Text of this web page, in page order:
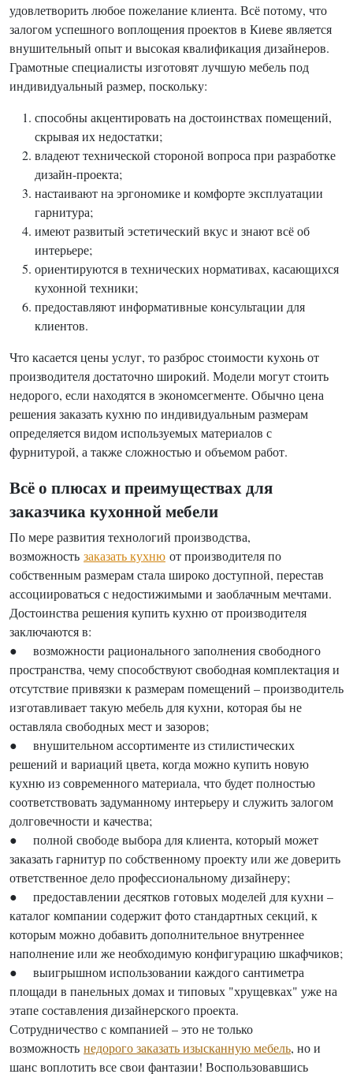
удовлетворить любое пожелание клиента. Всё потому, что
залогом успешного воплощения проектов в Киеве является
внушительный опыт и высокая квалификация дизайнеров.
Грамотные специалисты изготовят лучшую мебель под
индивидуальный размер, поскольку:
способны акцентировать на достоинствах помещений,
скрывая их недостатки;
владеют технической стороной вопроса при разработке
дизайн-проекта;
настаивают на эргономике и комфорте эксплуатации
гарнитура;
имеют развитый эстетический вкус и знают всё об
интерьере;
ориентируются в технических нормативах, касающихся
кухонной техники;
предоставляют информативные консультации для
клиентов.
Что касается цены услуг, то разброс стоимости кухонь от
производителя достаточно широкий. Модели могут стоить
недорого, если находятся в экономсегменте. Обычно цена
решения заказать кухню по индивидуальным размерам
определяется видом используемых материалов с
фурнитурой, а также сложностью и объемом работ.
Всё о плюсах и преимуществах для
заказчика кухонной мебели
По мере развития технологий производства,
возможность заказать кухню от производителя по
собственным размерам стала широко доступной, перестав
ассоциироваться с недостижимыми и заоблачным мечтами.
Достоинства решения купить кухню от производителя
заключаются в:
● возможности рационального заполнения свободного
пространства, чему способствуют свободная комплектация и
отсутствие привязки к размерам помещений – производитель
изготавливает такую мебель для кухни, которая бы не
оставляла свободных мест и зазоров;
● внушительном ассортименте из стилистических
решений и вариаций цвета, когда можно купить новую
кухню из современного материала, что будет полностью
соответствовать задуманному интерьеру и служить залогом
долговечности и качества;
● полной свободе выбора для клиента, который может
заказать гарнитур по собственному проекту или же доверить
ответственное дело профессиональному дизайнеру;
● предоставлении десятков готовых моделей для кухни –
каталог компании содержит фото стандартных секций, к
которым можно добавить дополнительное внутреннее
наполнение или же необходимую конфигурацию шкафчиков;
● выигрышном использовании каждого сантиметра
площади в панельных домах и типовых "хрущевках" уже на
этапе составления дизайнерского проекта.
Сотрудничество с компанией – это не только
возможность недорого заказать изысканную мебель, но и
шанс воплотить все свои фантазии! Воспользовавшись